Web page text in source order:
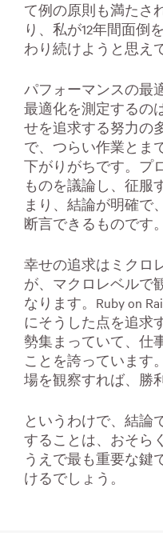
て例の原則も満たさ
り、私が12年間面倒
わり続けようと思え
パフォーマンスの最
最適化を測定するの
せを追求する努力の
で、つらい作業とま
下がりがちです。プ
ものを議論し、征服
まり、結論が明確で
断言できるものです。
幸せの追求はミクロ
が、マクロレベルで
なります。Ruby on
にそうした点を追求
勢集まっていて、仕
ことを誇っています
場を観察すれば、勝
というわけで、結論
することは、おそら
うえで最も重要な鍵
けるでしょう。